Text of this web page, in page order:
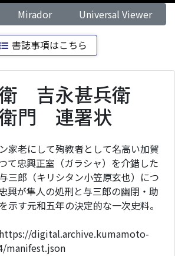
Mirador Universal Viewer
書誌事項はこちら
衛 吉永甚兵衛
門 連署状
家老にして殉教者として名高い加賀
て忠興正室（ガラシャ）を介錯した
三郎（キリシタン小笠原玄也）につ
興が隼人の処刑と与三郎の幽閉・助
示す元和五年の決定的な一次史料。
https://digital.archive.kumamoto-
manifest.json